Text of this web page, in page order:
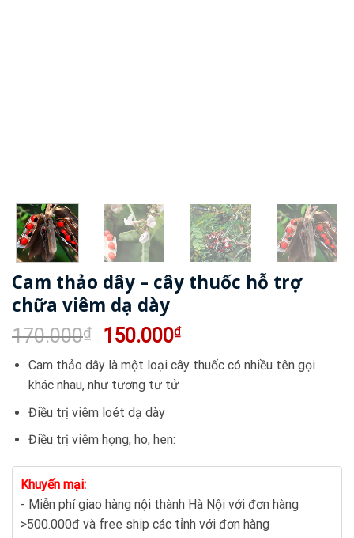
Cam thảo dây – cây thuốc hỗ trợ
chữa viêm dạ dày
170.000₫
Giá
là:
170.000₫.
150.000₫Giá
hiện
tại
Cam thảo dây là một loại cây thuốc có nhiều tên gọi
khác nhau, như tương tư tử
Điều trị viêm loét dạ dày
Điều trị viêm họng, ho, hen:
Khuyến mại:
- Miễn phí giao hàng nội thành Hà Nội với đơn hàng
>500.000đ và free ship các tỉnh với đơn hàng